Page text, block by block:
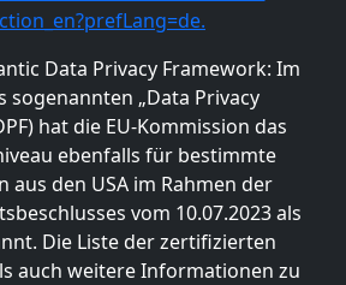
Data Privacy Framework: Im
sogenannten „Data Privacy
hat die EU-Kommission das
ebenfalls für bestimmte
aus den USA im Rahmen der
vom 10.07.2023 als
Die Liste der zertifizierten
auch weitere Informationen zu